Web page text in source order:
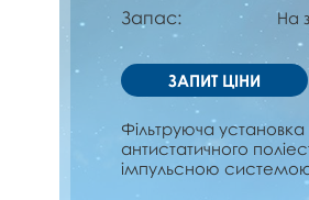
Запас:
На
ЗАПИТ ЦІНИ
Фільтруюча установка
антистатичного
імпульсною системою